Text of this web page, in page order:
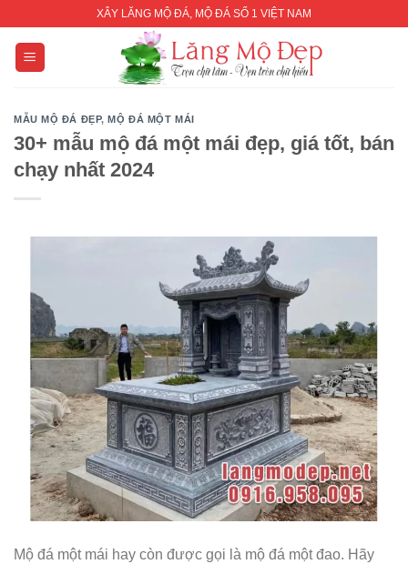
content
XÂY LĂNG MỘ ĐÁ, MỘ ĐÁ SỐ 1 VIỆT NAM
MẪU MỘ ĐÁ ĐẸP,MỘ ĐÁ MỘT MÁI
30+ mẫu mộ đá một mái đẹp, giá tốt, bán
chạy nhất 2024
Mộ đá một mái hay còn được gọi là mộ đá một đao. Hãy